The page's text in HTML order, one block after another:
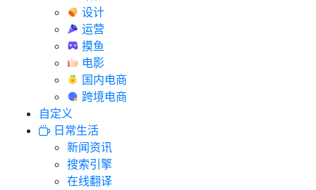
设计
运营
摸鱼
电影
国内电商
跨境电商
自定义
日常生活
新闻资讯
搜索引擎
在线翻译